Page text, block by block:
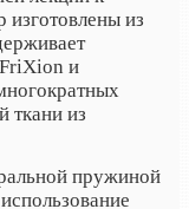
из
и
ткани из
пружиной